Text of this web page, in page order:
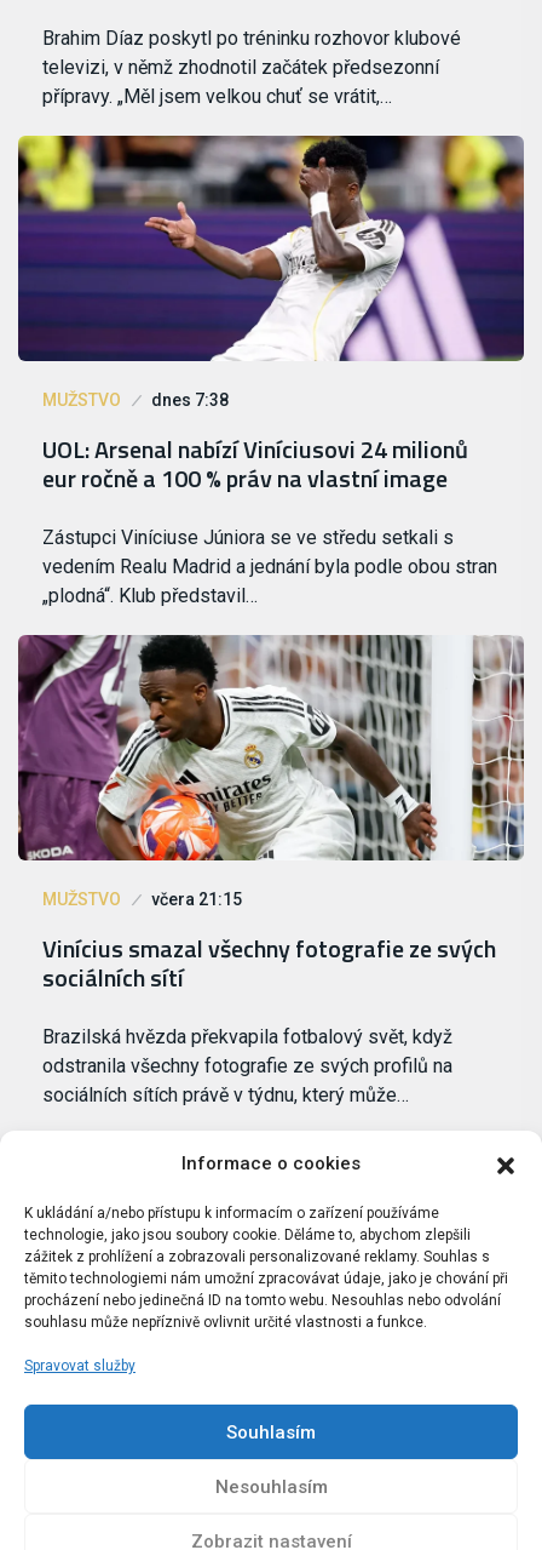
Informace o cookies
K ukládání a/nebo přístupu k informacím o zařízení používáme
technologie, jako jsou soubory cookie. Děláme to, abychom zlepšili
zážitek z prohlížení a zobrazovali personalizované reklamy. Souhlas s
těmito technologiemi nám umožní zpracovávat údaje, jako je chování při
procházení nebo jedinečná ID na tomto webu. Nesouhlas nebo odvolání
souhlasu může nepříznivě ovlivnit určité vlastnosti a funkce.
Spravovat služby
Souhlasím
Nesouhlasím
Zobrazit nastavení
Brahim Díaz poskytl po tréninku rozhovor klubové
televizi, v němž zhodnotil začátek předsezonní
přípravy. „Měl jsem velkou chuť se vrátit,…
MUŽSTVO dnes 7:38
UOL: Arsenal nabízí Viníciusovi 24 milionů
eur ročně a 100 % práv na vlastní image
Zástupci Viníciuse Júniora se ve středu setkali s
vedením Realu Madrid a jednání byla podle obou stran
„plodná“. Klub představil…
MUŽSTVO včera 21:15
Vinícius smazal všechny fotografie ze svých
sociálních sítí
Brazilská hvězda překvapila fotbalový svět, když
odstranila všechny fotografie ze svých profilů na
sociálních sítích právě v týdnu, který může…